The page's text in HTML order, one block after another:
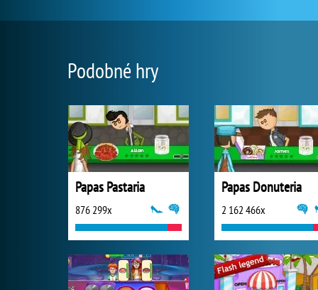
Podobné hry
Papas Pastaria
876 299x
Papas Donuteria
2 162 466x